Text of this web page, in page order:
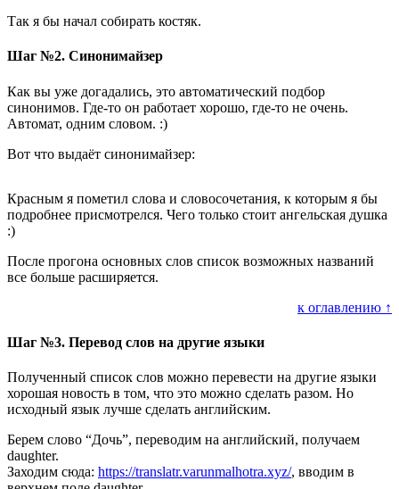
Так я бы начал собирать костяк.
Шаг №2. Синонимайзер
Как вы уже догадались, это автоматический подбор
синонимов. Где-то он работает хорошо, где-то не очень.
Автомат, одним словом. :)
Вот что выдаёт синонимайзер:
Красным я пометил слова и словосочетания, к которым я бы
подробнее присмотрелся. Чего только стоит ангельская душка
:)
После прогона основных слов список возможных названий
все больше расширяется.
к оглавлению ↑
Шаг №3. Перевод слов на другие языки
Полученный список слов можно перевести на другие языки
хорошая новость в том, что это можно сделать разом. Но
исходный язык лучше сделать английским.
Берем слово “Дочь”, переводим на английский, получаем
daughter.
Заходим сюда: https://translatr.varunmalhotra.xyz/, вводим в